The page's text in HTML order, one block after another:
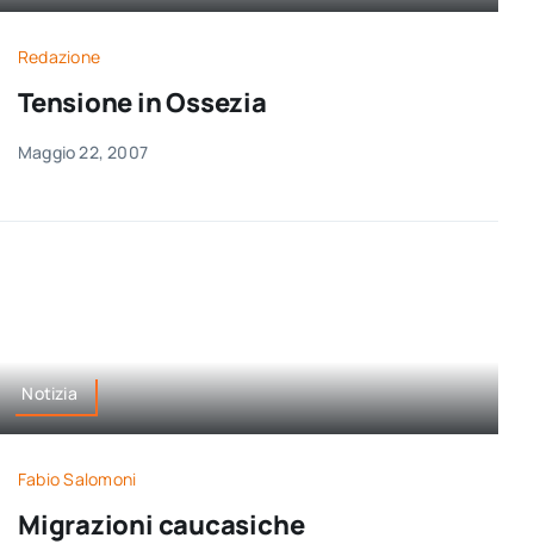
Redazione
Tensione in Ossezia
Maggio 22, 2007
Notizia
Fabio Salomoni
Migrazioni caucasiche